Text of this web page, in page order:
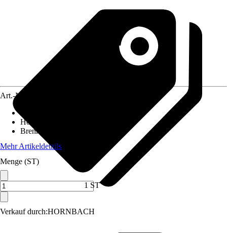
Verkauf durch:HORNBACH
Art.-Nr.
Höhe
Brenndauer
Mehr Artikeldetails
Menge (ST)
1 ST